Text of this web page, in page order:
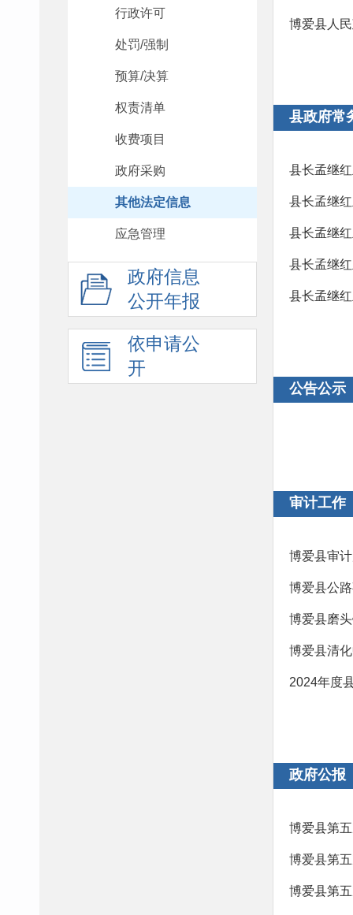
行政许可
处罚/强制
预算/决算
权责清单
收费项目
政府采购
其他法定信息
应急管理
政府信息
公开年报
依申请公
开
博爱县人
县政府常
县长孟继
县长孟继
县长孟继
县长孟继
县长孟继
公告公示
审计工作
博爱县审
博爱县磨
博爱县清
2024年度
政府公报
博爱县第
博爱县第
博爱县第